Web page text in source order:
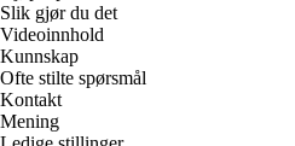
Slik gjør du det
Videoinnhold
Kunnskap
Ofte stilte spørsmål
Kontakt
Mening